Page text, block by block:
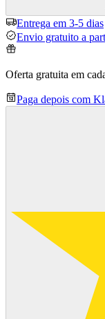
Entrega em 3-5 dias
Envio gratuito a
Oferta gratuita em
Paga depois com